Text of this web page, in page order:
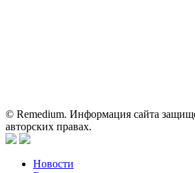
© Remedium. Информация сайта
авторских правах.
Новости